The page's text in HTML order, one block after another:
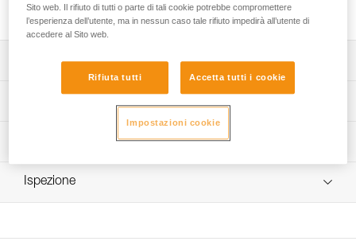
regolare a intensivo.
Descrizione
Sacco portacorda autoportante:
- capacità di 30 litri per riporre fino a 115 metri di corda da
11 mm di diametro,
- due passanti all’interno del sacco per attaccare le due
- quattro passanti interni per riporre il materiale,
ottimale contro l’umidità,
sollevamento fino a 50 kg,
Carico massimo: 50 kg (secondo il protocollo della norma
Materiali: TPU, poliammide, poliestere, polipropilene
Informazioni tecniche
FAQ
Ispezione
Sito web. Il rifiuto di tutti o parte di tali cookie potrebbe compromettere
l’esperienza dell’utente, ma in nessun caso tale rifiuto impedirà all’utente di
accedere al Sito web.
Rifiuta tutti Accetta tutti i cookie
Impostazioni cookie